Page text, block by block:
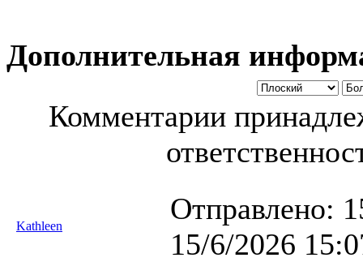
Дополнительная
Комментарии
Kathleen
Отправлено:
15/6/2026